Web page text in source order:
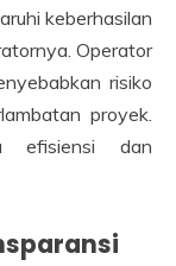
keberhasilan
Operator
risiko
proyek.
efisiensi dan